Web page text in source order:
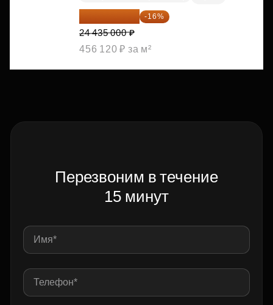
20 525 400 ₽ -16%
24 435 000 ₽
456 120 ₽ за м²
Перезвоним в течение
15 минут